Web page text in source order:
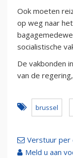
Ook moeten
op weg naar
socialistische
De vakbonden
van de
brussel
Verstuur per
Meld u aan